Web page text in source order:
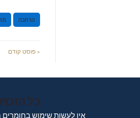
הרחבה
« פוסט קודם
כל
אין לעשות שימוש